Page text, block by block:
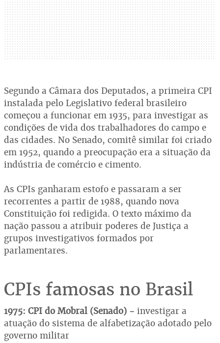
Segundo a Câmara dos Deputados, a primeira CPI
instalada pelo Legislativo federal brasileiro
começou a funcionar em 1935, para investigar as
condições de vida dos trabalhadores do campo e
das cidades. No Senado, comitê similar foi criado
em 1952, quando a preocupação era a situação da
indústria de comércio e cimento.
As CPIs ganharam estofo e passaram a ser
recorrentes a partir de 1988, quando nova
Constituição foi redigida. O texto máximo da
nação passou a atribuir poderes de Justiça a
grupos investigativos formados por
parlamentares.
CPIs famosas no Brasil
1975: CPI do Mobral (Senado) - investigar a
atuação do sistema de alfabetização adotado pelo
governo militar